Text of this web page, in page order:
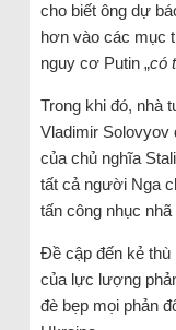
cho biết ông dự
hơn vào các mục
nguy cơ Putin „có
Trong khi đó, nhà
Vladimir Solovyov
của chủ nghĩa
tất cả người Nga
tấn công nhục
Đề cập đến kẻ thù
của lực lượng
đè bẹp mọi phản